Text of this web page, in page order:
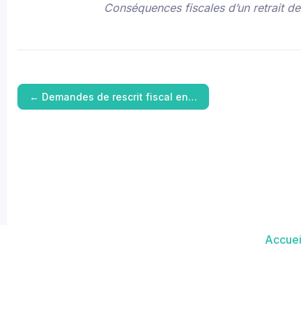
Conséquences fiscales d’un retrait
← Demandes de rescrit fiscal en…